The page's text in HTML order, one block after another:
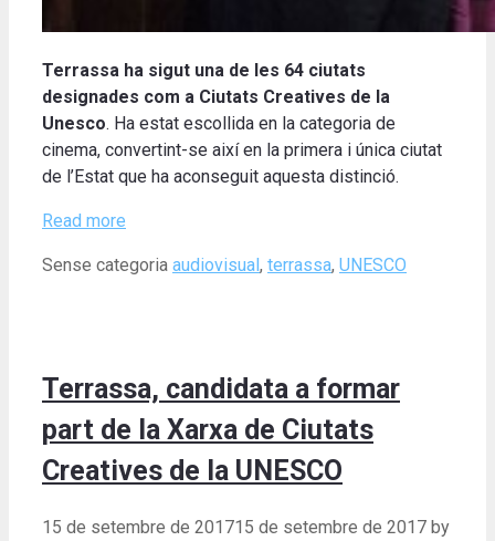
Terrassa ha sigut una de les 64 ciutats
designades com a Ciutats Creatives de la
Unesco. Ha estat escollida en la categoria de
cinema, convertint-se així en la primera i única ciutat
de l’Estat que ha aconseguit aquesta distinció.
Read more
Categories
Sense categoria Tags
audiovisual , terrassa, UNESCO
Terrassa, candidata a formar
part de la Xarxa de Ciutats
Creatives de la UNESCO
15 de setembre de 201715 de setembre de 2017 by